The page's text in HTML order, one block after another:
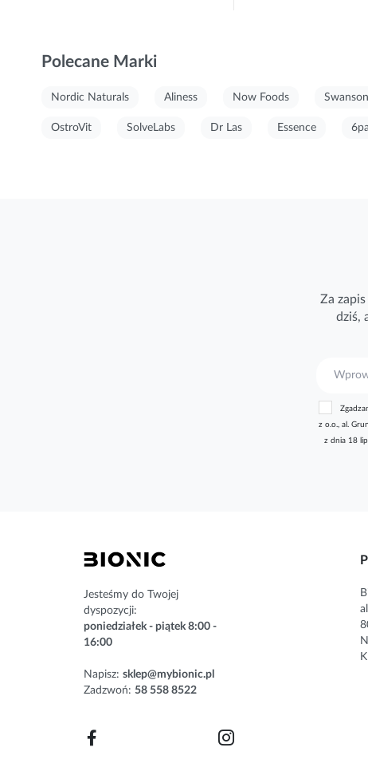
Polecane Marki
Nordic Naturals Aliness Now Foods Swanson
OstroVit SolveLabs Dr Las Essence
Za
dziś,
s
kz o.o., al.
z dnia 18
Jesteśmy do Twojej
dyspozycji:
poniedziałek - piątek 8:00 -
16:00
Napisz: sklep@mybionic.pl
Zadzwoń: 58 558 8522